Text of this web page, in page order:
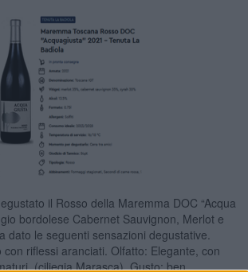
il Rosso della Maremma DOC “Acqua
bordolese Cabernet Sauvignon, Merlot e
dato le seguenti sensazioni degustative.
riflessi aranciati. Olfatto: Elegante, con
(ciliegia Marasca). Gusto: ben